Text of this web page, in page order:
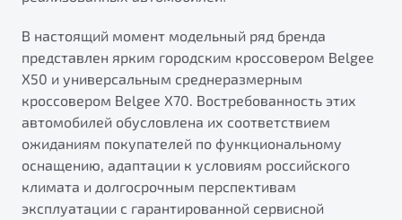
X70
Автомобили в наличии
Тест-драйв
Автокредит
Спецпредложения
Будьте еще более уверены на дорогах с программой
"Помощь на дорогах"
Преимущества программы
В настоящий момент модельный ряд бренда
представлен ярким городским кроссовером Belgee
X50 и универсальным среднеразмерным
кроссовером Belgee X70. Востребованность этих
автомобилей обусловлена их соответствием
ожиданиям покупателей по функциональному
оснащению, адаптации к условиям российского
климата и долгосрочным перспективам
эксплуатации с гарантированной сервисной